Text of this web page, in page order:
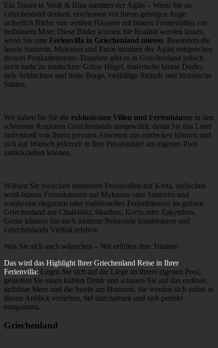
Ein Traum in Weiß & Blau inmitten der Ägäis – Wenn Sie an
Griechenland denken, erscheinen vor Ihrem geistigen Auge
sicherlich Bilder von weißen Häusern mit blauen Fensterläden vor
tiefblauem Meer. Diese Bilder können Sie Realität werden lassen,
wenn Sie eine Ferienvilla in Griechenland mieten. Besonders die
Inseln Santorin, Mykonos und Paros inmitten der Ägäis entsprechen
diesem Postkartenmotiv. Daneben gibt es in Griechenland jedoch
noch mehr zu entdecken: Grüne Hügel, malerische kleine Dörfer,
tiefe Schluchten und hohe Berge, vielfältige Strände und historische
Stätten.
Wir haben für Sie die exklusivsten Villen und Ferienhäuser in den
schönsten Regionen Griechenlands ausgewählt, damit Sie das Land
individuell von Ihrem privaten Anwesen aus entdecken können und
sich auf Wunsch jederzeit in Ihre Privatsphäre am eigenen Pool
zurückziehen können.
Wählen Sie zwischen modernen Ferienvillen auf Kreta, stylischen
weiß-blauen Ferienhäusern auf Mykonos oder Santorini und
wahlweise eleganten oder traditionellen Ferienhäusern im grünen
Griechenland auf Chalkidiki, Skiathos, Korfu oder Zakynthos.
Gerne können Sie auch mehrere Reiseziele kombinieren und
Griechenlands Vielfalt erleben.
Was Sie sich auch wünschen – Wir erfüllen Ihre Träume!
Das wird das Highlight Ihrer Griechenland Reise in Ihrer
Ferienvilla: Legen Sie sich auf die Liege an Ihrem eigenen Pool,
genießen Sie einen kühlen Drink und schauen Sie auf das endlose,
tiefblaue Meer und die Inseln am Horizont. Sie werden sich sofort in
diesen Anblick verlieben, tief durchatmen und sich perfekt
entspannen.
Griechenland